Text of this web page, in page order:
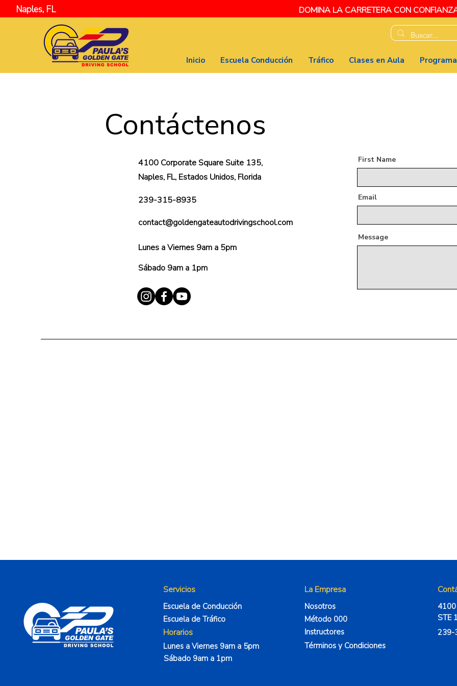
Naples, FL DOMINA LA CARRETERA CON
Inicio Escuela Conducción Tráfico Clases en Aula
Contáctenos
4100 Corporate Square Suite 135,
Naples, FL, Estados Unidos, Florida
239-315-8935
contact@goldengateautodrivingschool.com
Lunes a Viernes 9am a 5pm
Sábado 9am a 1pm
First Name
Email
Message
Servicios
Escuela de Conducción
Escuela de Tráfico
Horarios
Lunes a Viernes 9am a 5pm
Sábado 9am a 1pm
La Empresa
Nosotros
Método 000
Instructores
Términos y Condiciones
STE
239-